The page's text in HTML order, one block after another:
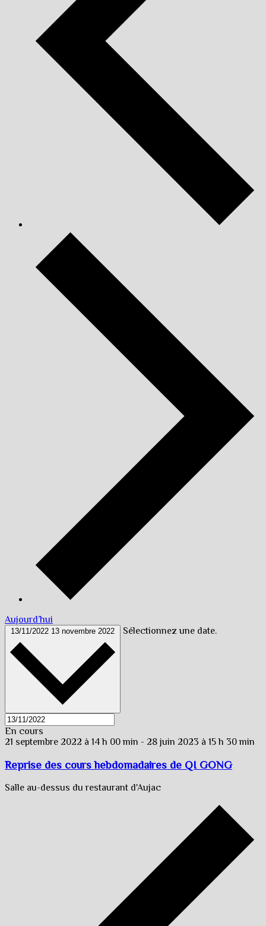
Aujourd’hui
13/11/2022 13 novembre 2022 Sélectionnez une date.
En cours
21 septembre 2022 à 14 h 00 min - 28 juin 2023 à 15 h 30 min
Reprise des cours hebdomadaires de QI GONG
Salle au-dessus du restaurant d'Aujac